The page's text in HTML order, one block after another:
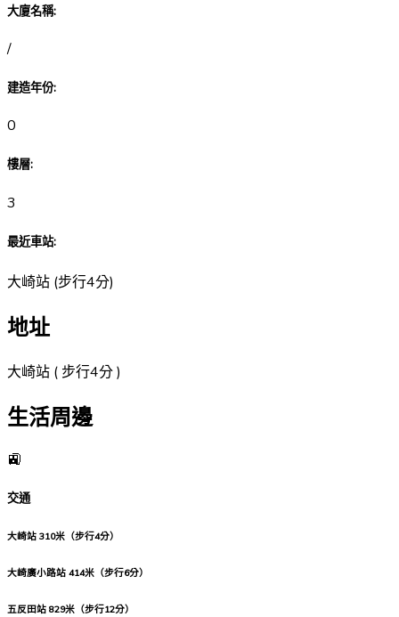
大廈名稱:
/
建造年份:
0
樓層:
3
最近車站:
大崎站 (步行4分)
地址
大崎站 ( 步行4分 )
生活周邊
🚉
交通
大崎站 310米（步行4分）
大崎廣小路站 414米（步行6分）
五反田站 829米（步行12分）